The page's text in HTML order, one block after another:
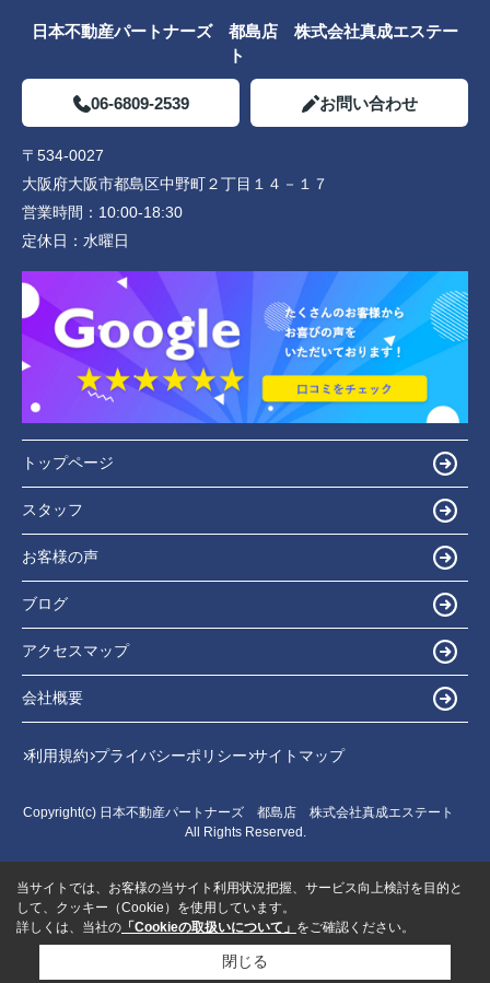
日本不動産パートナーズ 都島店 株式会社真成エステー
ト
06-6809-2539 お問い合わせ
〒534-0027
大阪府大阪市都島区中野町２丁目１４－１７
営業時間： 10:00-18:30
定休日： 水曜日
トップページ
スタッフ
お客様の声
ブログ
アクセスマップ
会社概要
利用規約 プライバシーポリシー サイトマップ
Copyright(c) 日本不動産パートナーズ 都島店 株式会社真成エステート
All Rights Reserved.
当サイトでは、お客様の当サイト利用状況把握、サービス向上検討を目的と
して、クッキー（Cookie）を使用しています。
詳しくは、当社の 「Cookieの取扱いについて」 をご確認ください。
閉じる